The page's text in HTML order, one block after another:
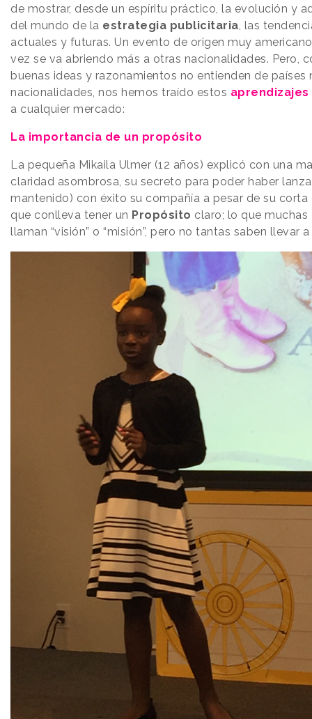
de mostrar, desde un espíritu práctico, la evolución y
del mundo de la estrategia publicitaria , las
actuales y futuras. Un evento de origen muy
vez se va abriendo más a otras nacionalidades. Pero,
buenas ideas y razonamientos no entienden de países
nacionalidades, nos hemos traído estos aprendizajes
a cualquier mercado:
La importancia de un propósito
La pequeña Mikaila Ulmer (12 años) explicó con una
claridad asombrosa, su secreto para poder haber
mantenido) con éxito su compañía a pesar de su corta
que conlleva tener un Propósito claro; lo que muchas
llaman “visión” o “misión”, pero no tantas saben llevar